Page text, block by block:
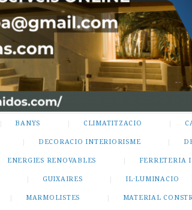
BANYS CLIMATITZACIO
DECORACIO INTERIORISME
ENERGIES RENOVABLES FERRETERIA
GUIXAIRES IL·LUMINACIO
MARMOLISTES MATERIAL